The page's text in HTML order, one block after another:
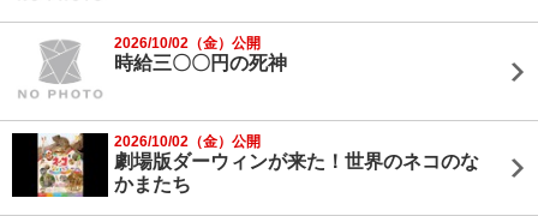
2026/10/02（金）公開
時給三〇〇円の死神
2026/10/02（金）公開
劇場版ダーウィンが来た！世界のネコのな
かまたち